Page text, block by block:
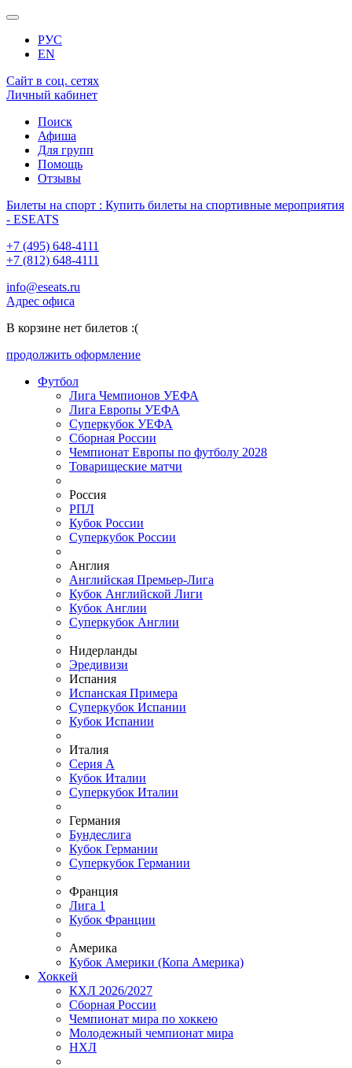
РУС
EN
Сайт в соц. сетях
Личный кабинет
Поиск
Афиша
Для групп
Помощь
Отзывы
Билеты на спорт : Купить билеты на спортивные мероприятия
- ESEATS
+7 (495) 648-4111
+7 (812) 648-4111
info@eseats.ru
Адрес офиса
В корзине нет билетов :(
продолжить оформление
Футбол
Лига Чемпионов УЕФА
Лига Европы УЕФА
Суперкубок УЕФА
Сборная России
Чемпионат Европы по футболу 2028
Товарищеские матчи
Россия
РПЛ
Кубок России
Суперкубок России
Англия
Английская Премьер-Лига
Кубок Английской Лиги
Кубок Англии
Суперкубок Англии
Нидерланды
Эредивизи
Испания
Испанская Примера
Суперкубок Испании
Кубок Испании
Италия
Серия А
Кубок Италии
Суперкубок Италии
Германия
Бундеслига
Кубок Германии
Суперкубок Германии
Франция
Лига 1
Кубок Франции
Америка
Кубок Америки (Копа Америка)
Хоккей
КХЛ 2026/2027
Сборная России
Чемпионат мира по хоккею
Молодежный чемпионат мира
НХЛ